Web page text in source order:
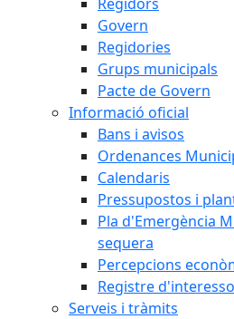
Govern
Regidories
Grups municipals
Pacte de Govern
Informació oficial
Bans i avisos
Ordenances
Calendaris
Pressupostos i
Pla d'Emergència
sequera
Percepcions
Registre
Serveis i tràmits